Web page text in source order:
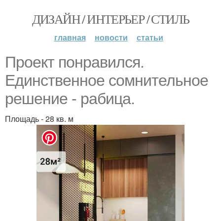
ДИЗАЙН / ИНТЕРЬЕР / СТИЛЬ
главная новости статьи
Проект понравился.
Единственное сомнительное
решение - рабица.
Площадь - 28 кв. м